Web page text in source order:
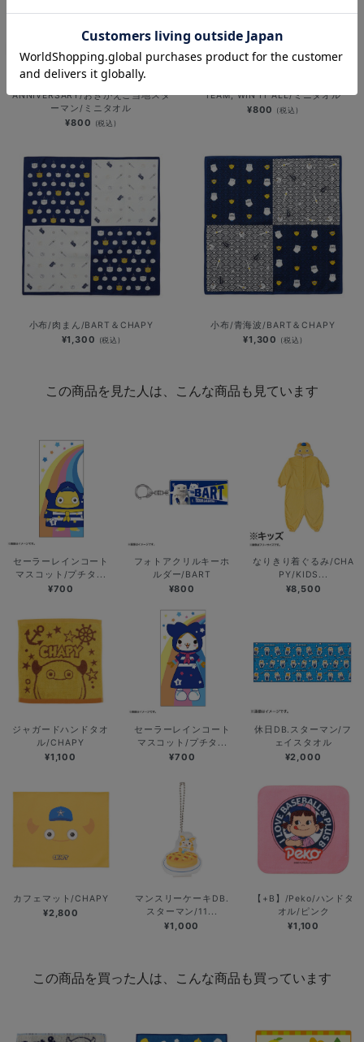
横浜DeNAベイスターズ 15th
ANNIVERSARY/おきがえご当地スタ
ーマン/ミニタオル
¥800 (税込)
TEAM, WIN IT ALL/ミニタオル
¥800 (税込)
小布/肉まん/BART＆CHAPY
¥1,300 (税込)
小布/青海波/BART＆CHAPY
¥1,300 (税込)
この商品を見た人は、こんな商品も見ています
セーラーレインコート
マスコット/プチタ...
¥700
フォトアクリルキーホ
ルダー/BART
¥800
なりきり着ぐるみ/CHA
PY/KIDS...
¥8,500
ジャガードハンドタオ
ル/CHAPY
¥1,100
セーラーレインコート
マスコット/プチタ...
¥700
休日DB.スターマン/フ
ェイスタオル
¥2,000
カフェマット/CHAPY
¥2,800
マンスリーケーキDB.
スターマン/11...
¥1,000
【+B】/Peko/ハンドタ
オル/ピンク
¥1,100
この商品を買った人は、こんな商品も買っています